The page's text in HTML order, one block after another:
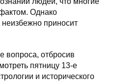
Однако
неизбежно приносит
вопроса, отбросив
пятницу 13-е
и исторического